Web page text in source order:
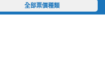
全部票價種類